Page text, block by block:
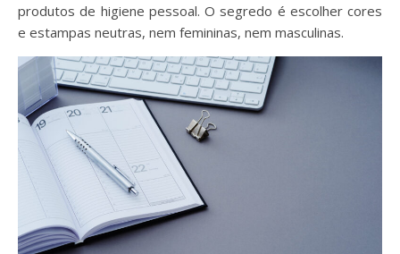
produtos de higiene pessoal. O segredo é escolher cores
e estampas neutras, nem femininas, nem masculinas.